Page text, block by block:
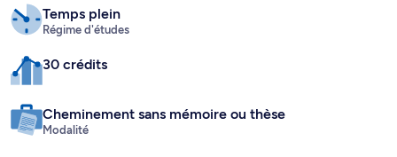
Temps plein
Régime d'études
30 crédits
Cheminement sans mémoire ou thèse
Modalité